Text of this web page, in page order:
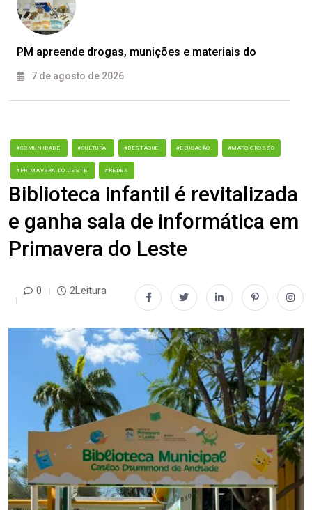
PM apreende drogas, munições e materiais do
7 de agosto de 2026
#COMUNIDADE #CULTURA #DESTAQUE #EDUCAÇÃO #MATO GROSSO
#PRIMAVERA DO LESTE #REDES
Biblioteca infantil é revitalizada
e ganha sala de informática em
Primavera do Leste
0 2Leitura